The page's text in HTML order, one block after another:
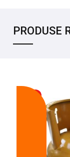
PRODUSE